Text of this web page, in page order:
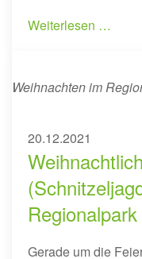
Weiterlesen …
Weihnachten im
20.12.2021
Regionalpark
Gerade um die